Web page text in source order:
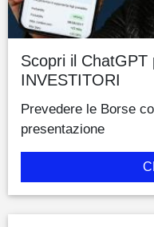
Scopri il ChatGPT
INVESTITORI
Prevedere le Borse
presentazione